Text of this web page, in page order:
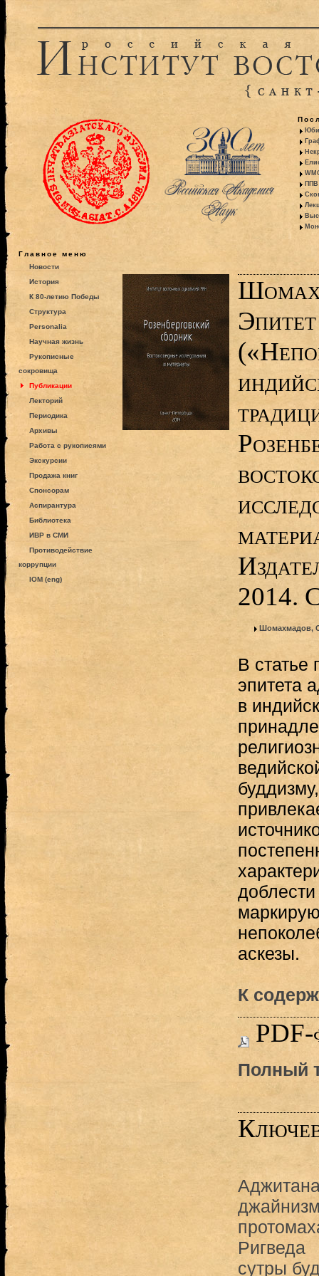
ППВ
Главное меню
Новости
История
К 80-летию Победы
Структура
Personalia
Научная жизнь
Рукописные
сокровища
Публикации
Лекторий
Периодика
Архивы
Работа с рукописями
Экскурсии
Продажа книг
Спонсорам
Аспирантура
Библиотека
ИВР в СМИ
Противодействие
коррупции
IOM (eng)
2014.
Шомахмадов,
В статье
эпитета
в
аскезы.
К
PDF-
Полный
Ригведа
сутры